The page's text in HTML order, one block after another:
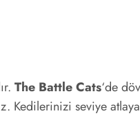
The Battle Cats‘de
Kedilerinizi seviye